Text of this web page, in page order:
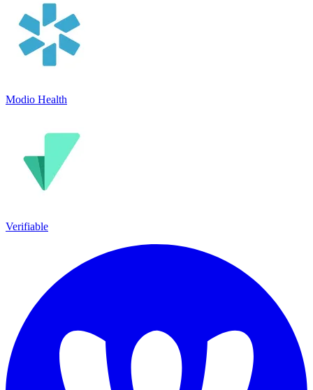
Modio Health
Verifiable